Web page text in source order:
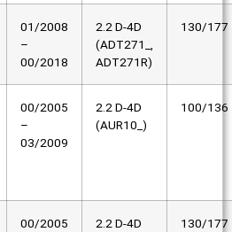
01/2008
–
00/2018
2.2 D-4D
(ADT271_,
ADT271R)
130/177
00/2005
–
03/2009
2.2 D-4D
(AUR10_)
100/136
00/2005
2.2 D-4D
130/177